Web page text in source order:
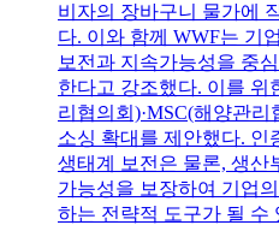
비자의 장바구니 물가에
다. 이와 함께 WWF는 기
보전과 지속가능성을 중
한다고 강조했다. 이를 위
리협의회)·MSC(해양관
소싱 확대를 제안했다. 인
생태계 보전은 물론, 생산
가능성을 보장하여 기업
하는 전략적 도구가 될 수